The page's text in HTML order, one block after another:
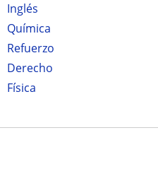
Inglés
Química
Refuerzo
Derecho
Física